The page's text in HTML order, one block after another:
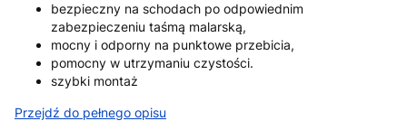
bezpieczny na schodach po odpowiednim
zabezpieczeniu taśmą malarską,
mocny i odporny na punktowe przebicia,
pomocny w utrzymaniu czystości.
szybki montaż
Przejdź do pełnego opisu